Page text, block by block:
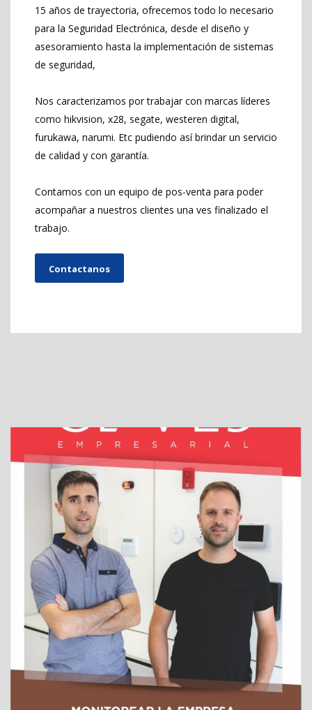
15 años de trayectoria, ofrecemos todo lo necesario
para la Seguridad Electrónica, desde el diseño y
asesoramiento hasta la implementación de sistemas
de seguridad,
Nos caracterizamos por trabajar con marcas líderes
como hikvision, x28, segate, westeren digital,
furukawa, narumi. Etc pudiendo así brindar un servicio
de calidad y con garantía.
Contamos con un equipo de pos-venta para poder
acompañar a nuestros clientes una ves finalizado el
trabajo.
Contactanos